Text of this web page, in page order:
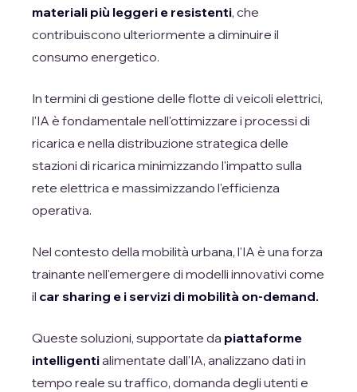
materiali più leggeri e resistenti, che
contribuiscono ulteriormente a diminuire il
consumo energetico.
In termini di gestione delle flotte di veicoli elettrici,
l'IA è fondamentale nell'ottimizzare i processi di
ricarica e nella distribuzione strategica delle
stazioni di ricarica minimizzando l'impatto sulla
rete elettrica e massimizzando l'efficienza
operativa.
Nel contesto della mobilità urbana, l'IA è una forza
trainante nell'emergere di modelli innovativi come
il car sharing e i servizi di mobilità on-demand.
Queste soluzioni, supportate da piattaforme
intelligentialimentate dall'IA, analizzano dati in
tempo reale su traffico, domanda degli utenti e